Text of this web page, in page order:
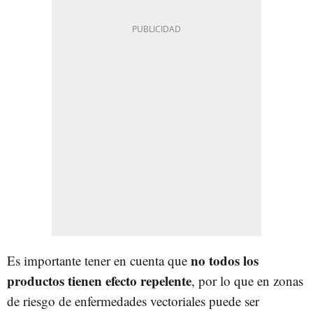
Es importante tener en cuenta que no todos los
productos tienen efecto repelente, por lo que en zonas
de riesgo de enfermedades vectoriales puede ser